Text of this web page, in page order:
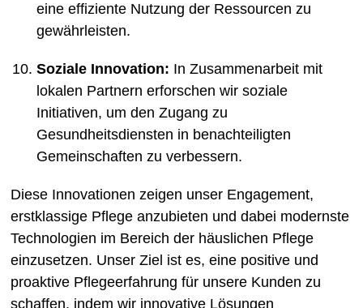
eine effiziente Nutzung der Ressourcen zu
gewährleisten.
Soziale Innovation: In Zusammenarbeit mit
lokalen Partnern erforschen wir soziale
Initiativen, um den Zugang zu
Gesundheitsdiensten in benachteiligten
Gemeinschaften zu verbessern.
Diese Innovationen zeigen unser Engagement,
erstklassige Pflege anzubieten und dabei modernste
Technologien im Bereich der häuslichen Pflege
einzusetzen. Unser Ziel ist es, eine positive und
proaktive Pflegeerfahrung für unsere Kunden zu
schaffen, indem wir innovative Lösungen